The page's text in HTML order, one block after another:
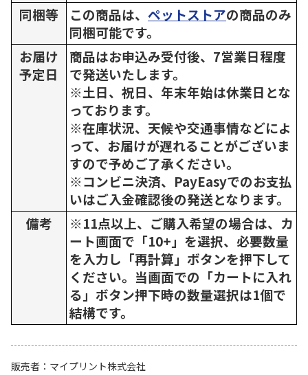
同梱等
この商品は、 ペットストアの商品のみ
同梱可能です。
お届け
予定日
商品はお申込み受付後、7営業日程度
で発送いたします。
※土日、祝日、年末年始は休業日とな
っております。
※在庫状況、天候や交通事情などによ
って、お届けが遅れることがございま
すので予めご了承ください。
※コンビニ決済、PayEasyでのお支払
いはご入金確認後の発送となります。
備考
※11点以上、ご購入希望の場合は、カ
ート画面で「10+」を選択、必要数量
を入力し「再計算」ボタンを押下して
ください。当画面での「カートに入れ
る」ボタン押下時の数量選択は1個で
結構です。
販売者
マイプリント株式会社